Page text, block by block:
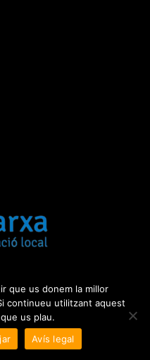
que us donem la millor
continueu utilitzant aquest
us plau.
Avís legal